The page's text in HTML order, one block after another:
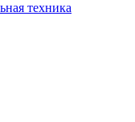
техника